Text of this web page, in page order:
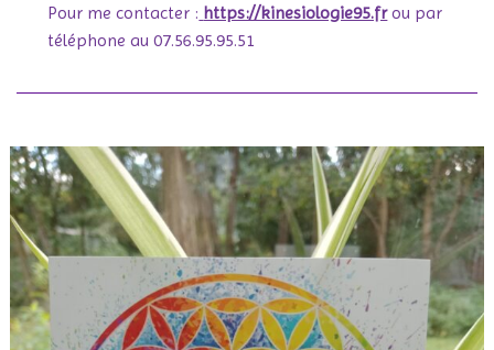
Pour me contacter : https://kinesiologie95.frou par
téléphone au 07.56.95.95.51